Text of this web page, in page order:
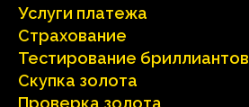
Услуги платежа
Страхование
Тестирование бриллиантов
Скупка золота
Проверка золота